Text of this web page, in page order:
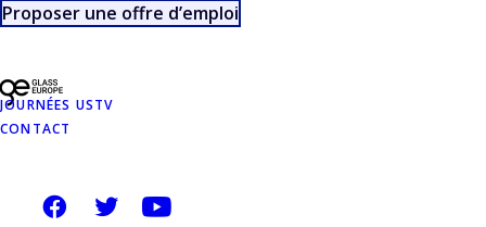
Proposer une offre d’emploi
JOURNÉES USTV
CONTACT
ENSEMBLE DE
PROPOSÉES SUR
USTVERRE.FR